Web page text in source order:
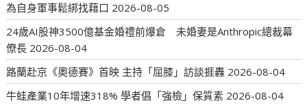
為自身軍事鬆綁找藉口 2026-08-05
24歲AI股神3500億基金婚禮前爆倉 未婚妻是Anthropic總裁幕
僚長 2026-08-04
路蘭赴京《奧德賽》首映 主持「屈膝」訪談捱轟 2026-08-04
牛蛙產業10年增速318% 學者倡「強檢」保質素 2026-08-04